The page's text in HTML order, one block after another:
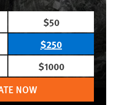
$50
$250
$1000
NOW